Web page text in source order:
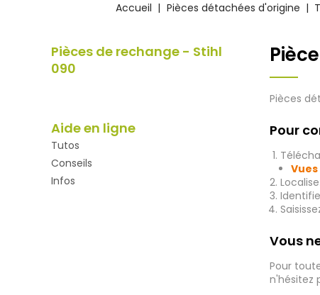
Accueil Pièces détachées d'origine
Pièces de rechange - Stihl
090
Aide en ligne
Tutos
Conseils
Infos
Pièces
Pour
Vous
Pour
n'hésitez